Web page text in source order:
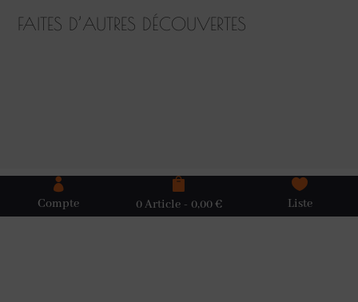
FAITES D’AUTRES DÉCOUVERTES

Compte

0 Article 0,00 €

Liste